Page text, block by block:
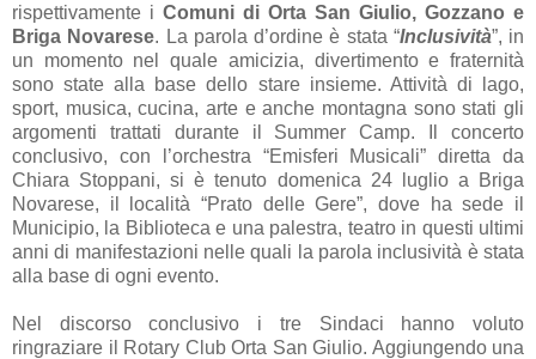
rispettivamente i Comuni di Orta San Giulio, Gozzano e
Briga Novarese. La parola d’ordine è stata “Inclusività”, in
un momento nel quale amicizia, divertimento e fraternità
sono state alla base dello stare insieme. Attività di lago,
sport, musica, cucina, arte e anche montagna sono stati gli
argomenti trattati durante il Summer Camp. Il concerto
conclusivo, con l’orchestra “Emisferi Musicali” diretta da
Chiara Stoppani, si è tenuto domenica 24 luglio a Briga
Novarese, il località “Prato delle Gere”, dove ha sede il
Municipio, la Biblioteca e una palestra, teatro in questi ultimi
anni di manifestazioni nelle quali la parola inclusività è stata
alla base di ogni evento.
Nel discorso conclusivo i tre Sindaci hanno voluto
ringraziare il Rotary Club Orta San Giulio. Aggiungendo una